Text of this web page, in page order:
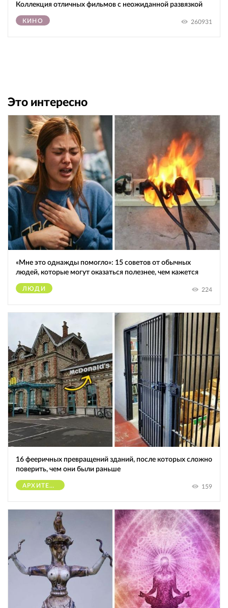
Коллекция отличных фильмов с неожиданной развязкой
КИНО 260931
Это интересно
«Мне это однажды помогло»: 15 советов от обычных
людей, которые могут оказаться полезнее, чем кажется
ЛЮДИ 224
16 фееричных превращений зданий, после которых сложно
поверить, чем они были раньше
АРХИТЕКТУРА 159